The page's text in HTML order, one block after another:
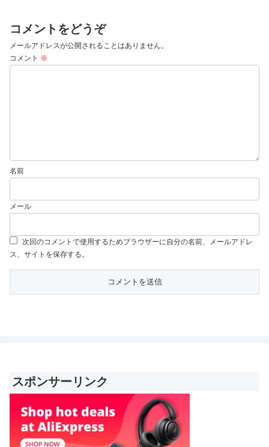
コメントをどうぞ
メールアドレスが公開されることはありません。
コメント ※
名前
メール
次回のコメントで使用するためブラウザーに自分の名前、メールアドレ
ス、サイトを保存する。
スポンサーリンク